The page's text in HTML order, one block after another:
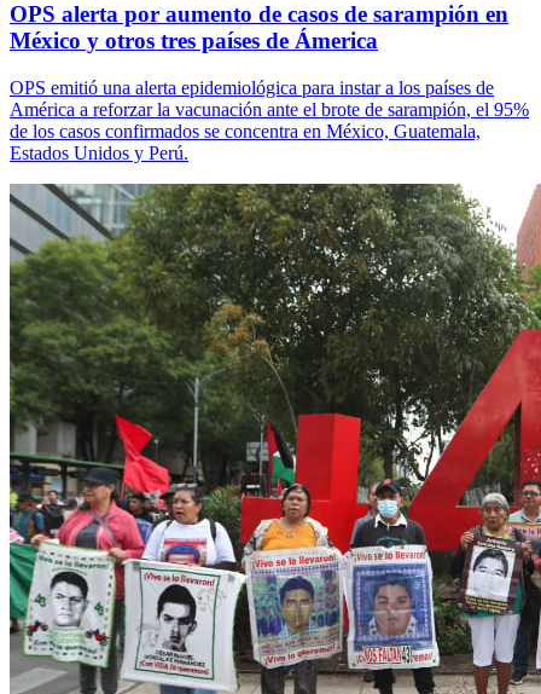
OPS alerta por aumento de casos de sarampión en
México y otros tres países de Ámerica
OPS emitió una alerta epidemiológica para instar a los países de
América a reforzar la vacunación ante el brote de sarampión, el 95%
de los casos confirmados se concentra en México, Guatemala,
Estados Unidos y Perú.